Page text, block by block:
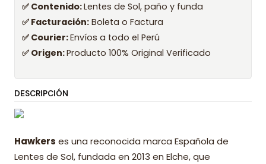
✅ Contenido:Lentes de Sol, paño y funda
✅ Facturación: Boleta o Factura
✅ Courier:Envíos a todo el Perú
✅ Origen:Producto 100% Original Verificado
DESCRIPCIÓN
Hawkers es una reconocida marca Española de
Lentes de Sol, fundada en 2013 en Elche, que